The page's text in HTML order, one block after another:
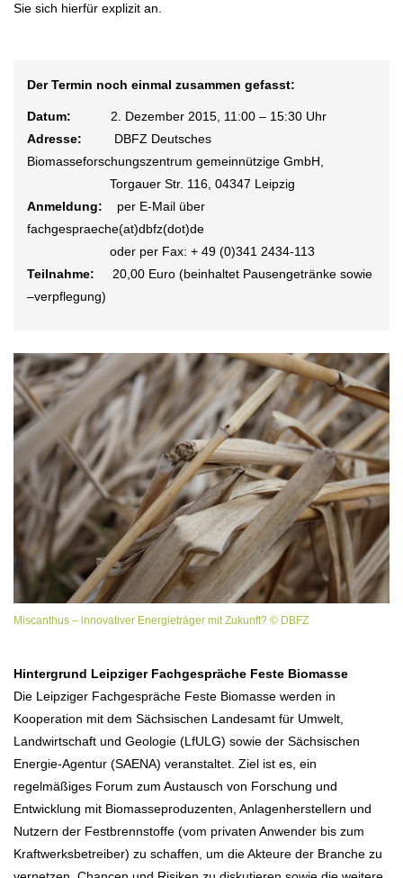
Sie sich hierfür explizit an.
Der Termin noch einmal zusammen gefasst:
Datum:
2. Dezember 2015, 11:00 – 15:30 Uhr
Adresse:
DBFZ Deutsches
Biomasseforschungszentrum gemeinnützige GmbH,
Torgauer Str. 116, 04347 Leipzig
Anmeldung: per E-Mail über
fachgespraeche(at)dbfz(dot)de
oder per Fax: + 49 (0)341 2434-113
Teilnahme: 20,00 Euro (beinhaltet Pausengetränke sowie
–verpflegung)
Miscanthus – innovativer Energieträger mit Zukunft? © DBFZ
Hintergrund Leipziger Fachgespräche Feste Biomasse
Die Leipziger Fachgespräche Feste Biomasse werden in
Kooperation mit dem Sächsischen Landesamt für Umwelt,
Landwirtschaft und Geologie (LfULG) sowie der Sächsischen
Energie-Agentur (SAENA) veranstaltet. Ziel ist es, ein
regelmäßiges Forum zum Austausch von Forschung und
Entwicklung mit Biomasseproduzenten, Anlagenherstellern und
Nutzern der Festbrennstoffe (vom privaten Anwender bis zum
Kraftwerksbetreiber) zu schaffen, um die Akteure der Branche zu